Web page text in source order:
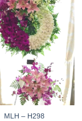
MLH – H298